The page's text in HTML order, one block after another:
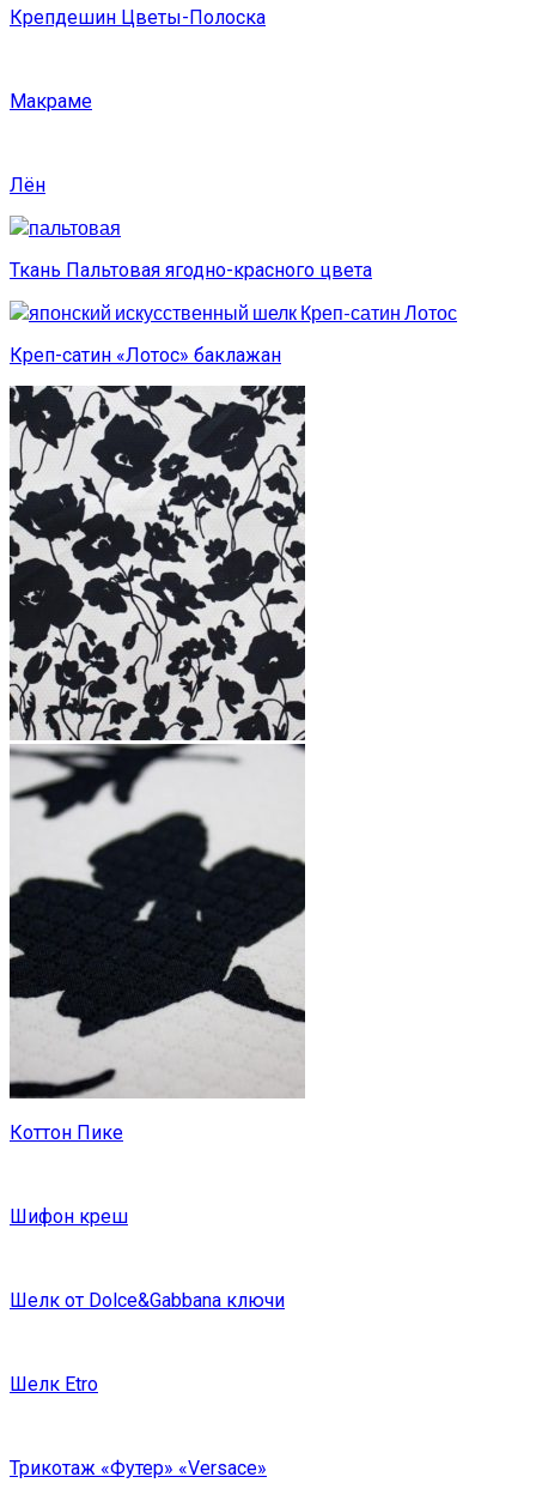
Крепдешин Цветы-Полоска
Макраме
Лён
Ткань Пальтовая ягодно-красного цвета
Креп-сатин «Лотос» баклажан
Коттон Пике
Шифон креш
Шелк от Dolce&Gabbana ключи
Шелк Etro
Трикотаж «Футер» «Versace»